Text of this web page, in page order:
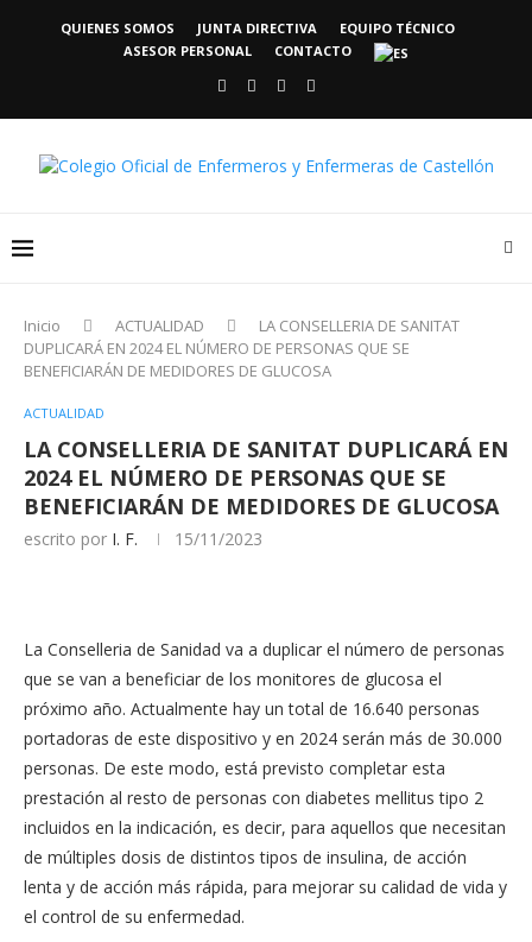
QUIENES SOMOS JUNTA DIRECTIVA
EQUIPO TÉCNICO
ASESOR PERSONAL
CONTACTO
Inicio ACTUALIDAD
LA CONSELLERIA DE SANITAT
DUPLICARÁ EN 2024 EL NÚMERO DE PERSONAS QUE SE
BENEFICIARÁN DE MEDIDORES DE GLUCOSA
ACTUALIDAD
LA CONSELLERIA DE SANITAT DUPLICARÁ EN
2024 EL NÚMERO DE PERSONAS QUE SE
BENEFICIARÁN DE MEDIDORES DE GLUCOSA
escrito por I. F. 15/11/2023
La Conselleria de Sanidad va a duplicar el número de personas
que se van a beneficiar de los monitores de glucosa el
próximo año. Actualmente hay un total de 16.640 personas
portadoras de este dispositivo y en 2024 serán más de 30.000
personas. De este modo, está previsto completar esta
prestación al resto de personas con diabetes mellitus tipo 2
incluidos en la indicación, es decir, para aquellos que necesitan
de múltiples dosis de distintos tipos de insulina, de acción
lenta y de acción más rápida, para mejorar su calidad de vida y
el control de su enfermedad.